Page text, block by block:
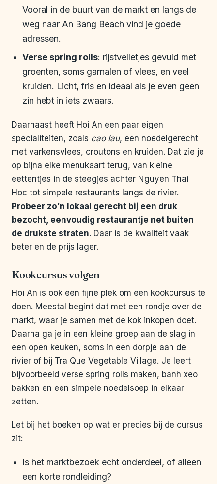
Vooral in de buurt van de markt en langs de
weg naar An Bang Beach vind je goede
adressen.
Verse spring rolls: rijstvelletjes gevuld met
groenten, soms garnalen of vlees, en veel
kruiden. Licht, fris en ideaal als je even geen
zin hebt in iets zwaars.
Daarnaast heeft Hoi An een paar eigen
specialiteiten, zoals cao lau, een noedelgerecht
met varkensvlees, croutons en kruiden. Dat zie je
op bijna elke menukaart terug, van kleine
eettentjes in de steegjes achter Nguyen Thai
Hoc tot simpele restaurants langs de rivier.
Probeer zo’n lokaal gerecht bij een druk
bezocht, eenvoudig restaurantje net buiten
de drukste straten. Daar is de kwaliteit vaak
beter en de prijs lager.
Kookcursus volgen
Hoi An is ook een fijne plek om een kookcursus te
doen. Meestal begint dat met een rondje over de
markt, waar je samen met de kok inkopen doet.
Daarna ga je in een kleine groep aan de slag in
een open keuken, soms in een dorpje aan de
rivier of bij Tra Que Vegetable Village. Je leert
bijvoorbeeld verse spring rolls maken, banh xeo
bakken en een simpele noedelsoep in elkaar
zetten.
Let bij het boeken op wat er precies bij de cursus
zit:
Is het marktbezoek echt onderdeel, of alleen
een korte rondleiding?